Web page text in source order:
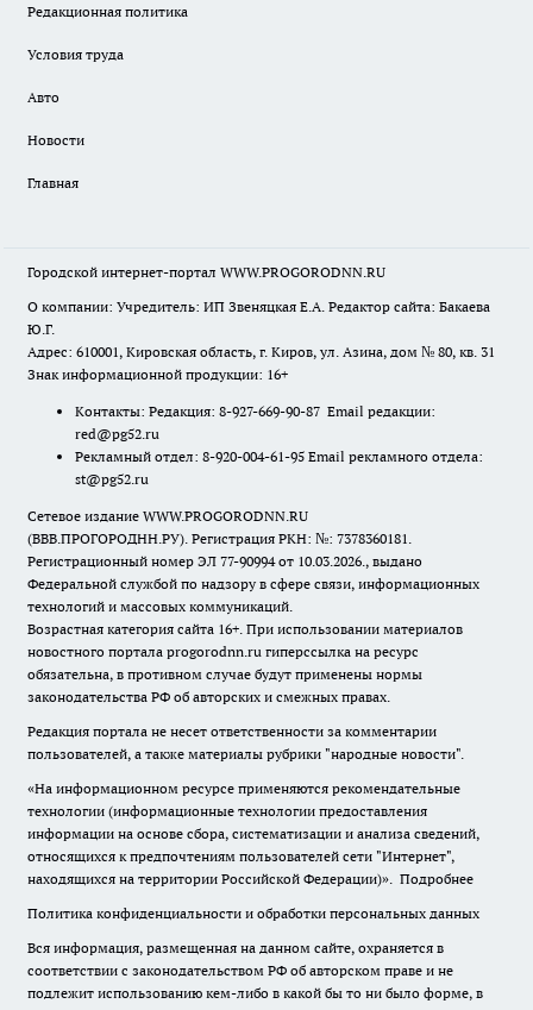
Редакционная политика
Условия труда
Авто
Новости
Главная
Городской интернет-портал WWW.PROGORODNN.RU
О компании: Учредитель: ИП Звеняцкая Е.А. Редактор сайта: Бакаева
Ю.Г.
Адрес: 610001, Кировская область, г. Киров, ул. Азина, дом № 80, кв. 31
Знак информационной продукции: 16+
Контакты: Редакция: 8-927-669-90-87 Email редакции:
red@pg52.ru
Рекламный отдел: 8-920-004-61-95 Email рекламного отдела:
st@pg52.ru
Сетевое издание WWW.PROGORODNN.RU
(ВВВ.ПРОГОРОДНН.РУ). Регистрация РКН: №: 7378360181.
Регистрационный номер ЭЛ 77-90994 от 10.03.2026., выдано
Федеральной службой по надзору в сфере связи, информационных
технологий и массовых коммуникаций.
Возрастная категория сайта 16+. При использовании материалов
новостного портала progorodnn.ru гиперссылка на ресурс
обязательна, в противном случае будут применены нормы
законодательства РФ об авторских и смежных правах.
Редакция портала не несет ответственности за комментарии
пользователей, а также материалы рубрики "народные новости".
«На информационном ресурсе применяются рекомендательные
технологии (информационные технологии предоставления
информации на основе сбора, систематизации и анализа сведений,
относящихся к предпочтениям пользователей сети "Интернет",
находящихся на территории Российской Федерации)». Подробнее
Политика конфиденциальности и обработки персональных данных
Вся информация, размещенная на данном сайте, охраняется в
соответствии с законодательством РФ об авторском праве и не
подлежит использованию кем-либо в какой бы то ни было форме, в